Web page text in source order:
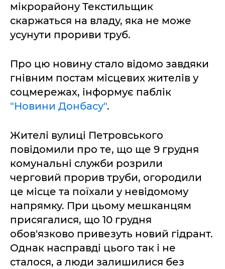
мікрорайону Текстильщик
скаржаться на владу, яка не може
усунути прориви труб.
Про цю новину стало відомо завдяки
гнівним постам місцевих жителів у
соцмережах, інформує паблік
"Новини Донбасу".
Жителі вулиці Петровського
повідомили про те, що ще 9 грудня
комунальні служби розрили
черговий прорив труби, огородили
це місце та поїхали у невідомому
напрямку. При цьому мешканцям
присягалися, що 10 грудня
обов'язково привезуть новий гідрант.
Однак насправді цього так і не
сталося, а люди залишилися без